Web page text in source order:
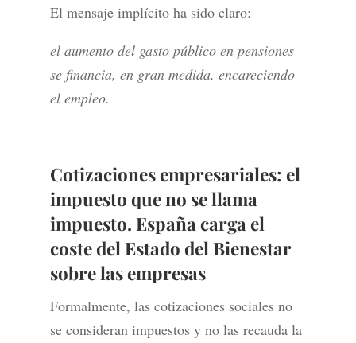
El mensaje implícito ha sido claro:
el aumento del gasto público en pensiones
se financia, en gran medida, encareciendo
el empleo.
Cotizaciones empresariales: el
impuesto que no se llama
impuesto. España carga el
coste del Estado del Bienestar
sobre las empresas
Formalmente, las cotizaciones sociales no
se consideran impuestos y no las recauda la